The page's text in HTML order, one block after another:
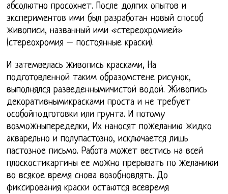
абсолютно просохнет. После долгих опытов и
экспериментов ими был разработан новый способ
живописи, названный ими «стереохромией»
(стереохромия – постоянные краски).
И затемвелась живопись красками, На
подготовленной таким образомстене рисунок,
выполнялся разведеннымичистой водой. Живопись
декоративнымикрасками проста и не требует
особойподготовки или грунта. И потому
возможныпеределки, Их наносят пожеланию жидко
акварельно и полупастозно, исключается лишь
пастозное письмо. Работа может вестись на всей
плоскостикартины ее можно прерывать по желаниюи
во всякое время снова возобновлять. До
фиксирования краски остаются всевремя